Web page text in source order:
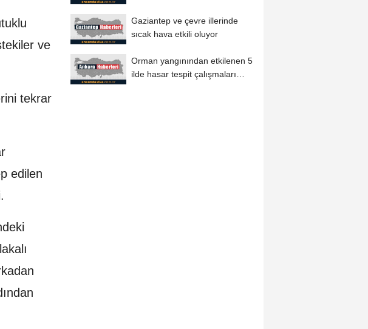
ve
tekrar
edilen
Gaziantep ve çevre illerinde
sıcak hava etkili oluyor
Orman yangınından etkilenen 5
ilde hasar tespit çalışmaları